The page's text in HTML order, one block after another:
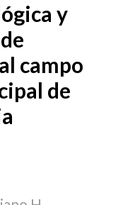
y
campo
de